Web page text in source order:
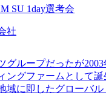
年8月22日(土) 10:00
。 ● 当日の流れ 受付
します。 ※通常の選
● 詳細 デジタルイノ
やスキル、そして適
blogs/japan-careers-
diamond.jp/
サルタントへ。会社
288838) プラダ：ラグ
jp-ja/case-
ト支援 (https://
SU 1day選考会
社
グループだったが
ングファームとして
域に即したグローバ